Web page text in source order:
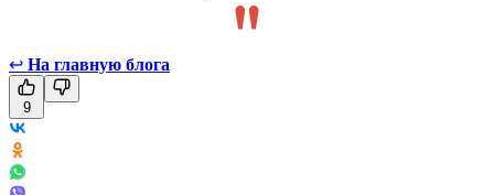
↩ На главную блога
9